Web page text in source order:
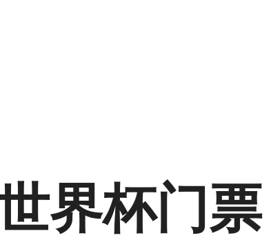
界杯门票